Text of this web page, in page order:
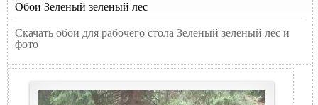
Обои Зеленый зеленый лес
Скачать обои для рабочего стола Зеленый зеленый лес и
фото